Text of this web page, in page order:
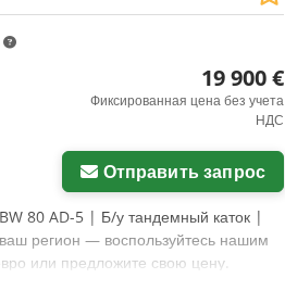
19 900 €
Фиксированная цена без учета
НДС
Отправить запрос
80 AD-5 | Б/у тандемный каток |
регион — воспользуйтесь нашим
или предложите свою цену.
👷‍♂️ Осмотр проведён